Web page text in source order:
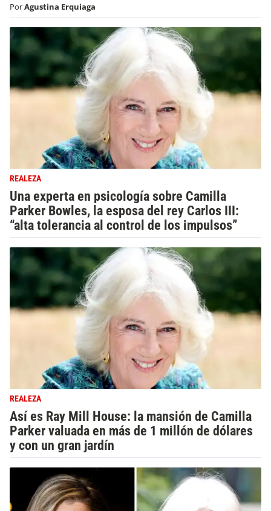
PorAgustina Erquiaga
REALEZA
Una experta en psicología sobre Camilla
Parker Bowles, la esposa del rey Carlos III:
“alta tolerancia al control de los impulsos”
REALEZA
Así es Ray Mill House: la mansión de Camilla
Parker valuada en más de 1 millón de dólares
y con un gran jardín